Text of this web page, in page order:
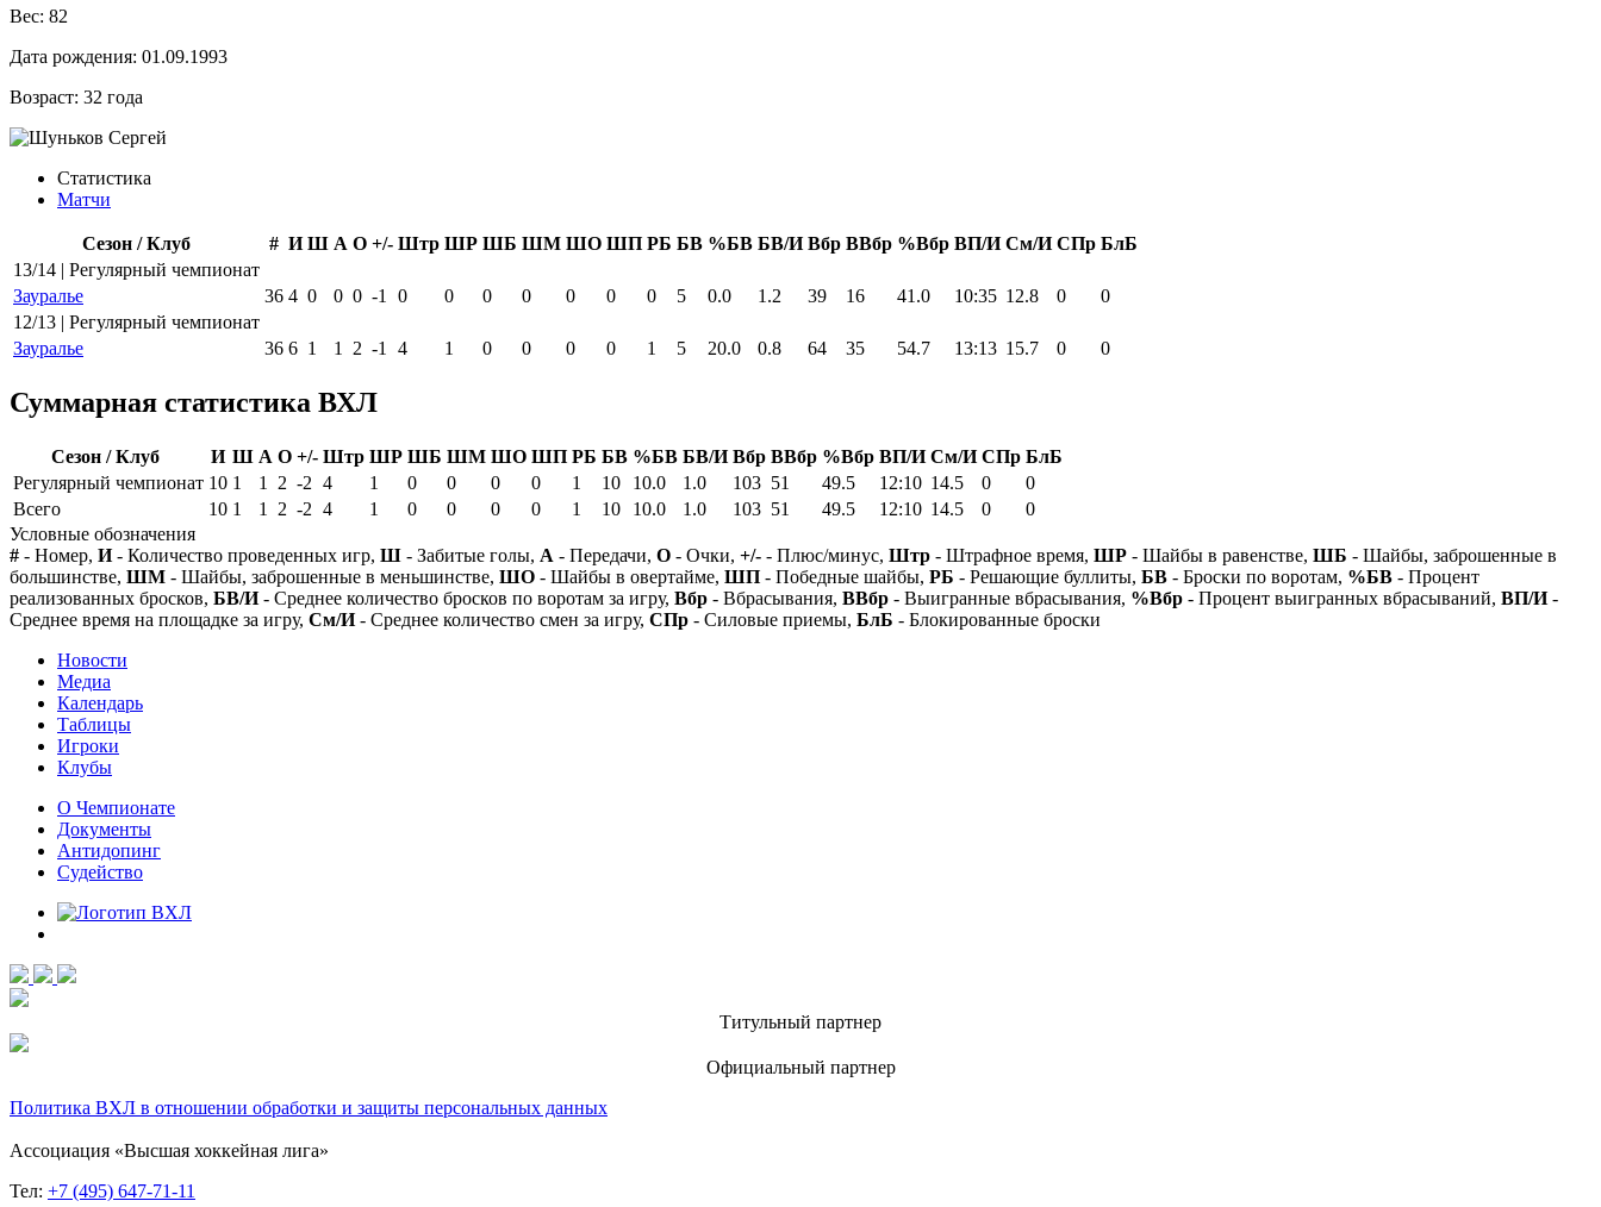
Вес: 82
Дата рождения: 01.09.1993
Возраст: 32 года
Статистика
Матчи
Сезон / Клуб # И Ш А О +/- Штр ШР ШБ ШМ ШО ШП РБ БВ %БВ БВ/И Вбр ВВбр %Вбр ВП/И См/И СПр БлБ
13/14 | Регулярный чемпионат
Зауралье
36 4 0 0 0 -1 0 0 0 0 0 0 0 5 0.0 1.2 39 16 41.0 10:35 12.8 0
0
12/13 | Регулярный чемпионат
Зауралье
36 6 1 1 2 -1 4 1 0 0 0 0 1 5 20.0 0.8 64 35 54.7 13:13 15.7 0 0
Суммарная статистика ВХЛ
Сезон / Клуб И Ш А О +/- Штр ШР ШБ ШМ ШО ШП РБ БВ %БВ БВ/И Вбр ВВбр %Вбр ВП/И См/И СПр БлБ
Регулярный чемпионат 10 1 1 2 -2 4 1 0 0 0 0 1 10 10.0 1.0 103 51 49.5 12:10 14.5 0
0
Всего
10 1 1 2 -2 4 1 0 0 0 0 1 10 10.0 1.0 103 51 49.5 12:10 14.5 0
0
Условные обозначения
# - Номер, И- Количество проведенных игр, Ш - Забитые голы, А - Передачи, О - Очки, +/- - Плюс/минус, Штр - Штрафное время, ШР - Шайбы в равенстве, ШБ - Шайбы, заброшенные в
большинстве, ШМ - Шайбы, заброшенные в меньшинстве, ШО - Шайбы в овертайме, ШП - Победные шайбы, РБ - Решающие буллиты, БВ - Броски по воротам, %БВ - Процент
реализованных бросков, БВ/И- Среднее количество бросков по воротам за игру, Вбр - Вбрасывания, ВВбр - Выигранные вбрасывания, %Вбр - Процент выигранных вбрасываний, ВП/И-
Среднее время на площадке за игру, См/И- Среднее количество смен за игру, СПр - Силовые приемы, БлБ - Блокированные броски
Новости
Медиа
Календарь
Таблицы
Игроки
Клубы
О Чемпионате
Документы
Антидопинг
Судейство
Титульный партнер
Официальный партнер
Политика ВХЛ в отношении обработки и защиты персональных данных
Ассоциация «Высшая хоккейная лига»
Тел: +7 (495) 647-71-11